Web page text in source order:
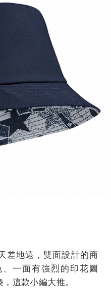
差地遠，雙面設計的商
一面有強烈的印花圖
這款小編大推。